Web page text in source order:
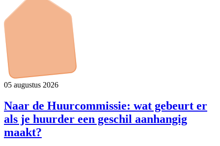
05 augustus 2026
Naar de Huurcommissie: wat gebeurt er
als je huurder een geschil aanhangig
maakt?